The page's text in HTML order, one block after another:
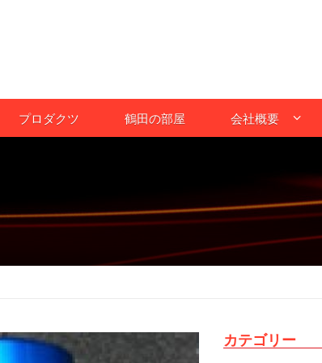
プロダクツ 鶴田の部屋 会社概要
カテゴリー